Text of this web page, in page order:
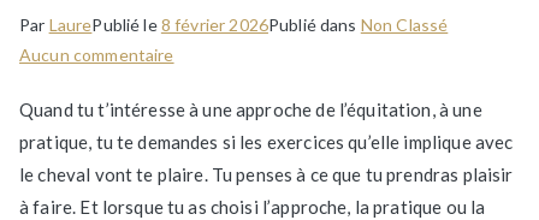
Par LaurePublié le8 février 2026Publié dans Non Classé
Aucun commentairesur
si
tu
avais
tout
Quand tu t’intéresse à une approche de l’équitation, à une
pratique, tu te demandes si les exercices qu’elle implique avec
le cheval vont te plaire. Tu penses à ce que tu prendras plaisir
à faire. Et lorsque tu as choisi l’approche, la pratique ou la